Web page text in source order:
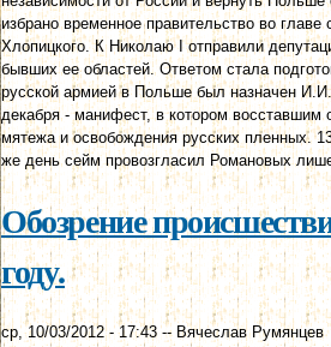
избрано временное правительство во
Хлопицкого. К Николаю I отправили
бывших ее областей. Ответом стала
русской армией в Польше был назначен
декабря - манифест, в котором
мятежа и освобождения русских пленных.
же день сейм провозгласил Романовых
Обозрение
году.
ср, 10/03/2012 - 17:43 -- Вячеслав Румянцев